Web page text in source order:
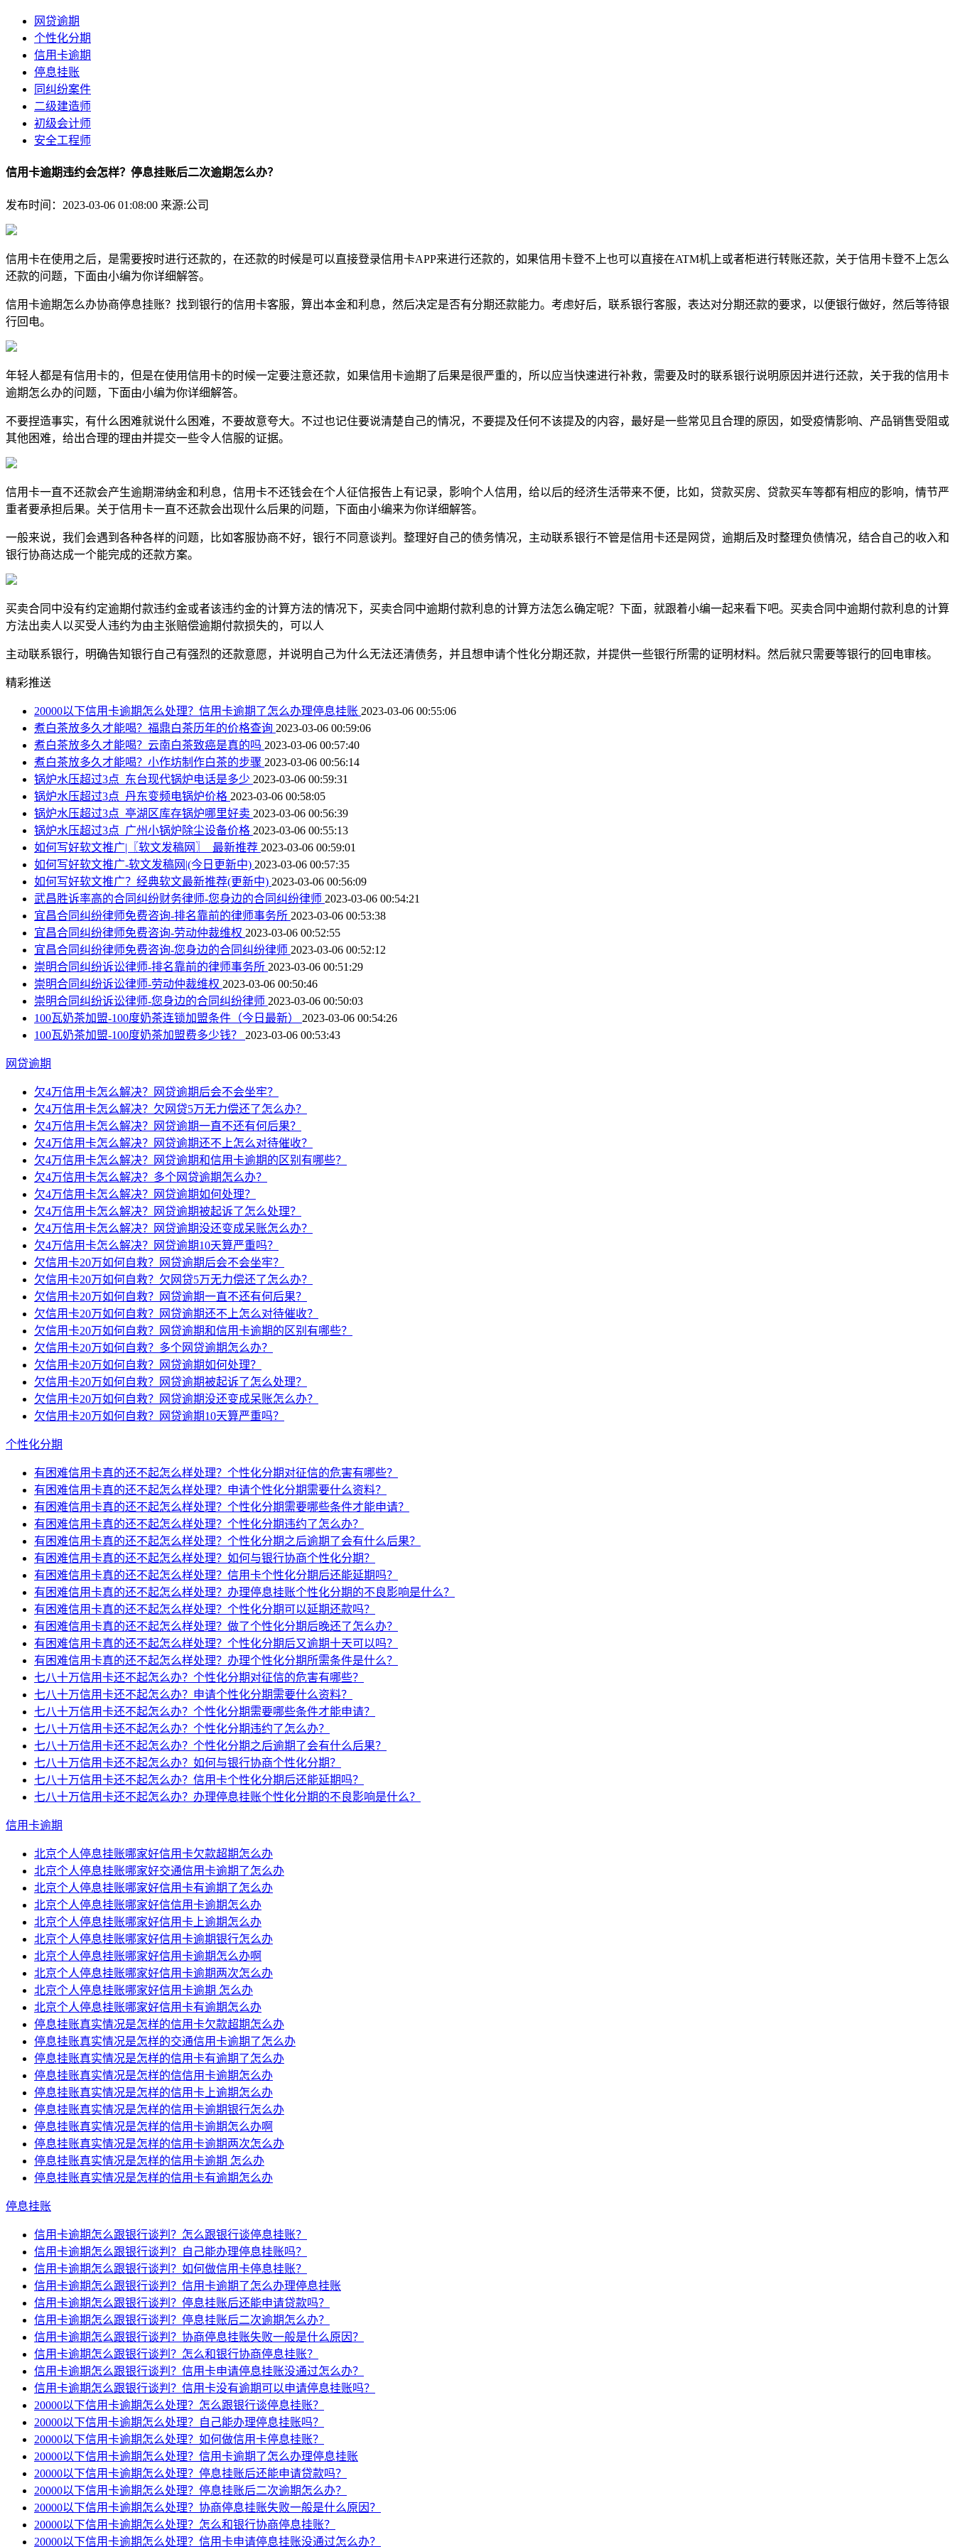
网贷逾期
个性化分期
信用卡逾期
停息挂账
同纠纷案件
二级建造师
初级会计师
安全工程师
信用卡逾期违约会怎样？停息挂账后二次逾期怎么办？
发布时间：2023-03-06 01:08:00 来源:公司
信用卡在使用之后，是需要按时进行还款的，在还款的时候是可以直接登录信用卡APP来进行还款的，如果信用卡登不上也可以直接在ATM机上或者柜进行转账还款，关于信用卡登不上怎么
还款的问题，下面由小编为你详细解答。
信用卡逾期怎么办协商停息挂账？找到银行的信用卡客服，算出本金和利息，然后决定是否有分期还款能力。考虑好后，联系银行客服，表达对分期还款的要求，以便银行做好，然后等待银
行回电。
年轻人都是有信用卡的，但是在使用信用卡的时候一定要注意还款，如果信用卡逾期了后果是很严重的，所以应当快速进行补救，需要及时的联系银行说明原因并进行还款，关于我的信用卡
逾期怎么办的问题，下面由小编为你详细解答。
不要捏造事实，有什么困难就说什么困难，不要故意夸大。不过也记住要说清楚自己的情况，不要提及任何不该提及的内容，最好是一些常见且合理的原因，如受疫情影响、产品销售受阻或
其他困难，给出合理的理由并提交一些令人信服的证据。
信用卡一直不还款会产生逾期滞纳金和利息，信用卡不还钱会在个人征信报告上有记录，影响个人信用，给以后的经济生活带来不便，比如，贷款买房、贷款买车等都有相应的影响，情节严
重者要承担后果。关于信用卡一直不还款会出现什么后果的问题，下面由小编来为你详细解答。
一般来说，我们会遇到各种各样的问题，比如客服协商不好，银行不同意谈判。整理好自己的债务情况，主动联系银行不管是信用卡还是网贷，逾期后及时整理负债情况，结合自己的收入和
银行协商达成一个能完成的还款方案。
买卖合同中没有约定逾期付款违约金或者该违约金的计算方法的情况下，买卖合同中逾期付款利息的计算方法怎么确定呢？下面，就跟着小编一起来看下吧。买卖合同中逾期付款利息的计算
方法出卖人以买受人违约为由主张赔偿逾期付款损失的，可以人
主动联系银行，明确告知银行自己有强烈的还款意愿，并说明自己为什么无法还清债务，并且想申请个性化分期还款，并提供一些银行所需的证明材料。然后就只需要等银行的回电审核。
精彩推送
20000以下信用卡逾期怎么处理？信用卡逾期了怎么办理停息挂账 2023-03-06 00:55:06
煮白茶放多久才能喝？福鼎白茶历年的价格查询 2023-03-06 00:59:06
煮白茶放多久才能喝？云南白茶致癌是真的吗 2023-03-06 00:57:40
煮白茶放多久才能喝？小作坊制作白茶的步骤 2023-03-06 00:56:14
锅炉水压超过3点_东台现代锅炉电话是多少 2023-03-06 00:59:31
锅炉水压超过3点_丹东变频电锅炉价格 2023-03-06 00:58:05
锅炉水压超过3点_亭湖区库存锅炉哪里好卖 2023-03-06 00:56:39
锅炉水压超过3点_广州小锅炉除尘设备价格 2023-03-06 00:55:13
如何写好软文推广|〖软文发稿网〗_最新推荐 2023-03-06 00:59:01
如何写好软文推广-软文发稿网|(今日更新中) 2023-03-06 00:57:35
如何写好软文推广？经典软文最新推荐(更新中) 2023-03-06 00:56:09
武昌胜诉率高的合同纠纷财务律师-您身边的合同纠纷律师 2023-03-06 00:54:21
宜昌合同纠纷律师免费咨询-排名靠前的律师事务所 2023-03-06 00:53:38
宜昌合同纠纷律师免费咨询-劳动仲裁维权 2023-03-06 00:52:55
宜昌合同纠纷律师免费咨询-您身边的合同纠纷律师 2023-03-06 00:52:12
崇明合同纠纷诉讼律师-排名靠前的律师事务所 2023-03-06 00:51:29
崇明合同纠纷诉讼律师-劳动仲裁维权 2023-03-06 00:50:46
崇明合同纠纷诉讼律师-您身边的合同纠纷律师 2023-03-06 00:50:03
100瓦奶茶加盟-100度奶茶连锁加盟条件（今日最新） 2023-03-06 00:54:26
100瓦奶茶加盟-100度奶茶加盟费多少钱？ 2023-03-06 00:53:43
网贷逾期
欠4万信用卡怎么解决？网贷逾期后会不会坐牢？
欠4万信用卡怎么解决？欠网贷5万无力偿还了怎么办？
欠4万信用卡怎么解决？网贷逾期一直不还有何后果？
欠4万信用卡怎么解决？网贷逾期还不上怎么对待催收？
欠4万信用卡怎么解决？网贷逾期和信用卡逾期的区别有哪些？
欠4万信用卡怎么解决？多个网贷逾期怎么办？
欠4万信用卡怎么解决？网贷逾期如何处理？
欠4万信用卡怎么解决？网贷逾期被起诉了怎么处理？
欠4万信用卡怎么解决？网贷逾期没还变成呆账怎么办？
欠4万信用卡怎么解决？网贷逾期10天算严重吗？
欠信用卡20万如何自救？网贷逾期后会不会坐牢？
欠信用卡20万如何自救？欠网贷5万无力偿还了怎么办？
欠信用卡20万如何自救？网贷逾期一直不还有何后果？
欠信用卡20万如何自救？网贷逾期还不上怎么对待催收？
欠信用卡20万如何自救？网贷逾期和信用卡逾期的区别有哪些？
欠信用卡20万如何自救？多个网贷逾期怎么办？
欠信用卡20万如何自救？网贷逾期如何处理？
欠信用卡20万如何自救？网贷逾期被起诉了怎么处理？
欠信用卡20万如何自救？网贷逾期没还变成呆账怎么办？
欠信用卡20万如何自救？网贷逾期10天算严重吗？
个性化分期
有困难信用卡真的还不起怎么样处理？个性化分期对征信的危害有哪些？
有困难信用卡真的还不起怎么样处理？申请个性化分期需要什么资料？
有困难信用卡真的还不起怎么样处理？个性化分期需要哪些条件才能申请？
有困难信用卡真的还不起怎么样处理？个性化分期违约了怎么办？
有困难信用卡真的还不起怎么样处理？个性化分期之后逾期了会有什么后果？
有困难信用卡真的还不起怎么样处理？如何与银行协商个性化分期？
有困难信用卡真的还不起怎么样处理？信用卡个性化分期后还能延期吗？
有困难信用卡真的还不起怎么样处理？办理停息挂账个性化分期的不良影响是什么？
有困难信用卡真的还不起怎么样处理？个性化分期可以延期还款吗？
有困难信用卡真的还不起怎么样处理？做了个性化分期后晚还了怎么办？
有困难信用卡真的还不起怎么样处理？个性化分期后又逾期十天可以吗？
有困难信用卡真的还不起怎么样处理？办理个性化分期所需条件是什么？
七八十万信用卡还不起怎么办？个性化分期对征信的危害有哪些？
七八十万信用卡还不起怎么办？申请个性化分期需要什么资料？
七八十万信用卡还不起怎么办？个性化分期需要哪些条件才能申请？
七八十万信用卡还不起怎么办？个性化分期违约了怎么办？
七八十万信用卡还不起怎么办？个性化分期之后逾期了会有什么后果？
七八十万信用卡还不起怎么办？如何与银行协商个性化分期？
七八十万信用卡还不起怎么办？信用卡个性化分期后还能延期吗？
七八十万信用卡还不起怎么办？办理停息挂账个性化分期的不良影响是什么？
信用卡逾期
北京个人停息挂账哪家好信用卡欠款超期怎么办
北京个人停息挂账哪家好交通信用卡逾期了怎么办
北京个人停息挂账哪家好信用卡有逾期了怎么办
北京个人停息挂账哪家好信信用卡逾期怎么办
北京个人停息挂账哪家好信用卡上逾期怎么办
北京个人停息挂账哪家好信用卡逾期银行怎么办
北京个人停息挂账哪家好信用卡逾期怎么办啊
北京个人停息挂账哪家好信用卡逾期两次怎么办
北京个人停息挂账哪家好信用卡逾期 怎么办
北京个人停息挂账哪家好信用卡有逾期怎么办
停息挂账真实情况是怎样的信用卡欠款超期怎么办
停息挂账真实情况是怎样的交通信用卡逾期了怎么办
停息挂账真实情况是怎样的信用卡有逾期了怎么办
停息挂账真实情况是怎样的信信用卡逾期怎么办
停息挂账真实情况是怎样的信用卡上逾期怎么办
停息挂账真实情况是怎样的信用卡逾期银行怎么办
停息挂账真实情况是怎样的信用卡逾期怎么办啊
停息挂账真实情况是怎样的信用卡逾期两次怎么办
停息挂账真实情况是怎样的信用卡逾期 怎么办
停息挂账真实情况是怎样的信用卡有逾期怎么办
停息挂账
信用卡逾期怎么跟银行谈判？怎么跟银行谈停息挂账？
信用卡逾期怎么跟银行谈判？自己能办理停息挂账吗？
信用卡逾期怎么跟银行谈判？如何做信用卡停息挂账？
信用卡逾期怎么跟银行谈判？信用卡逾期了怎么办理停息挂账
信用卡逾期怎么跟银行谈判？停息挂账后还能申请贷款吗？
信用卡逾期怎么跟银行谈判？停息挂账后二次逾期怎么办？
信用卡逾期怎么跟银行谈判？协商停息挂账失败一般是什么原因？
信用卡逾期怎么跟银行谈判？怎么和银行协商停息挂账？
信用卡逾期怎么跟银行谈判？信用卡申请停息挂账没通过怎么办？
信用卡逾期怎么跟银行谈判？信用卡没有逾期可以申请停息挂账吗？
20000以下信用卡逾期怎么处理？怎么跟银行谈停息挂账？
20000以下信用卡逾期怎么处理？自己能办理停息挂账吗？
20000以下信用卡逾期怎么处理？如何做信用卡停息挂账？
20000以下信用卡逾期怎么处理？信用卡逾期了怎么办理停息挂账
20000以下信用卡逾期怎么处理？停息挂账后还能申请贷款吗？
20000以下信用卡逾期怎么处理？停息挂账后二次逾期怎么办？
20000以下信用卡逾期怎么处理？协商停息挂账失败一般是什么原因？
20000以下信用卡逾期怎么处理？怎么和银行协商停息挂账？
20000以下信用卡逾期怎么处理？信用卡申请停息挂账没通过怎么办？